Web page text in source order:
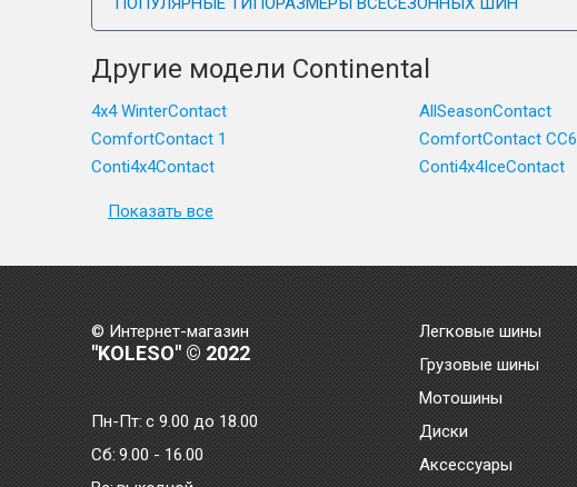
Другие модели Continental
4x4 WinterContact AllSeasonContact
ComfortContact 1
ComfortContact CC6
Conti4x4Contact
Conti4x4IceContact
Показать все
© Интернет-магазин
"KOLESO" © 2022
Пн-Пт:с 9.00 до 18.00
Сб: 9.00 - 16.00
Легковые шины
Грузовые шины
Мотошины
Диски
Аксессуары